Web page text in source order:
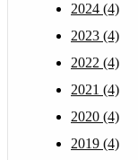
2024 (4)
2023 (4)
2022 (4)
2021 (4)
2020 (4)
2019 (4)